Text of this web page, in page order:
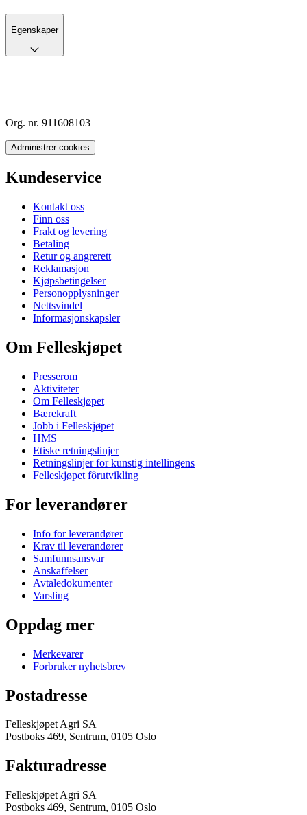
Egenskaper
Org. nr. 911608103
Administrer cookies
Kundeservice
Kontakt oss
Finn oss
Frakt og levering
Betaling
Retur og angrerett
Reklamasjon
Kjøpsbetingelser
Personopplysninger
Nettsvindel
Informasjonskapsler
Om Felleskjøpet
Presserom
Aktiviteter
Om Felleskjøpet
Bærekraft
Jobb i Felleskjøpet
HMS
Etiske retningslinjer
Retningslinjer for kunstig intellingens
Felleskjøpet fôrutvikling
For leverandører
Info for leverandører
Krav til leverandører
Samfunnsansvar
Anskaffelser
Avtaledokumenter
Varsling
Oppdag mer
Merkevarer
Forbruker nyhetsbrev
Postadresse
Felleskjøpet Agri SA
Postboks 469, Sentrum, 0105 Oslo
Fakturadresse
Felleskjøpet Agri SA
Postboks 469, Sentrum, 0105 Oslo